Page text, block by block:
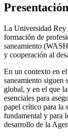
Presentación
La Universidad Rey
formación de
saneamiento
y cooperación al
En un contexto en
saneamiento siguen
global, y en el que
esenciales para
papel crítico para la
fundamental y para
desarrollo de la